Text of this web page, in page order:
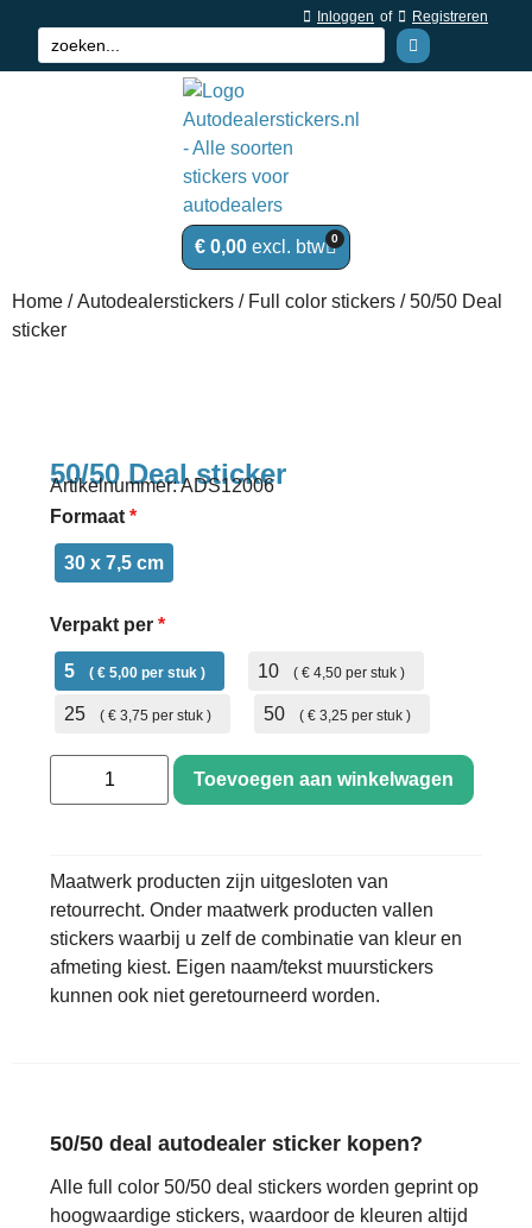
Inloggen of Registreren
€0,00 0
Home /Autodealerstickers / Full color stickers / 50/50 Deal
sticker
50/50 Deal sticker
Artikelnummer: ADS12006
Formaat *
30 x 7,5 cm
Verpakt per *
5 € 5,00 10 € 4,50
25 € 3,75 50 € 3,25
Toevoegen aan winkelwagen
Maatwerk producten zijn uitgesloten van
retourrecht. Onder maatwerk producten vallen
stickers waarbij u zelf de combinatie van kleur en
afmeting kiest. Eigen naam/tekst muurstickers
kunnen ook niet geretourneerd worden.
50/50 deal autodealer sticker kopen?
Alle full color 50/50 deal stickers worden geprint op
hoogwaardige stickers, waardoor de kleuren altijd